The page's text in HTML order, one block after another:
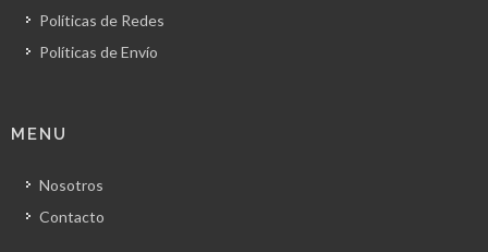
Políticas de Redes
Políticas de Envío
MENU
Nosotros
Contacto